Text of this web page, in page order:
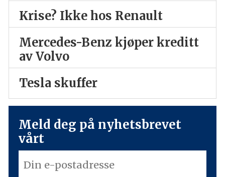
Krise? Ikke hos Renault
Mercedes-Benz kjøper kreditt
av Volvo
Tesla skuffer
Meld deg på nyhetsbrevet
vårt